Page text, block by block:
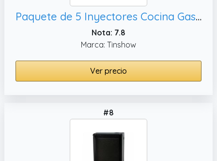
Paquete de 5 Inyectores Cocina Gas Butano, 1x1.02
Nota: 7.8
Marca: Tinshow
Ver precio
#8